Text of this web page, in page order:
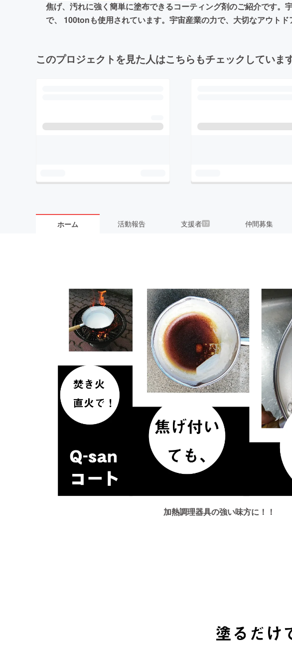
焦げ、汚れに強く簡単に塗布できるコーティング剤のご紹介です
で、 100tonも使用されています。宇宙産業の力で、大切なアウト
このプロジェクトを見た人はこちらもチェックしていま
ホーム 活動報告 支援者 17 仲間募集
加熱調理器具の強い味方に！！